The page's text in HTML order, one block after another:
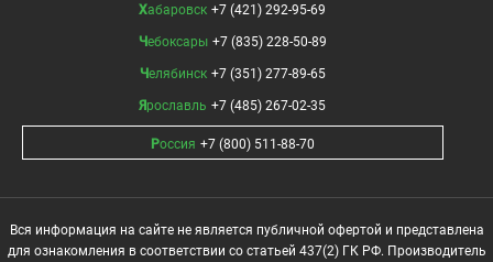
Хабаровск +7 (421) 292-95-69
Чебоксары +7 (835) 228-50-89
Челябинск +7 (351) 277-89-65
Ярославль +7 (485) 267-02-35
Россия +7 (800) 511-88-70
Вся информация на сайте не является публичной офертой и представлена
для ознакомления в соответствии со статьей 437(2) ГК РФ. Производитель